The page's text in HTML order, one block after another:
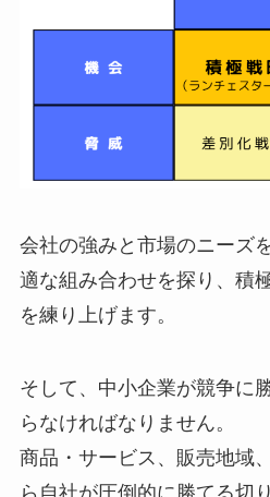
会社の強みと市場のニーズ
適な組み合わせを探り、積
を練り上げます。
そして、中小企業が競争に
らなければなりません。
商品・サービス、販売地域